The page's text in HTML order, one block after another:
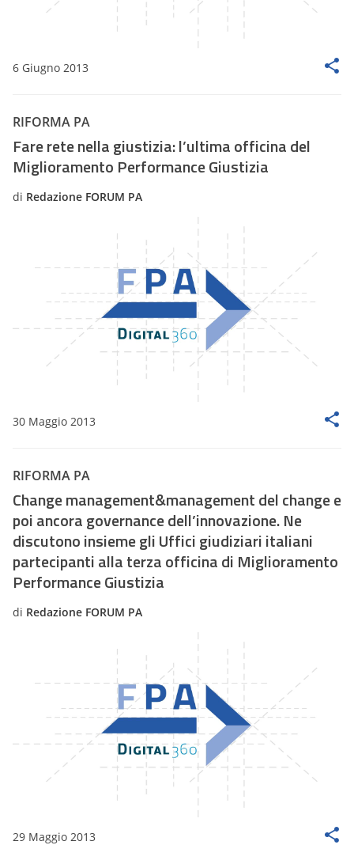
6 Giugno 2013
RIFORMA PA
Fare rete nella giustizia: l’ultima officina del
Miglioramento Performance Giustizia
di Redazione FORUM PA
30 Maggio 2013
RIFORMA PA
Change management&management del change e
poi ancora governance dell’innovazione. Ne
discutono insieme gli Uffici giudiziari italiani
partecipanti alla terza officina di Miglioramento
Performance Giustizia
di Redazione FORUM PA
29 Maggio 2013